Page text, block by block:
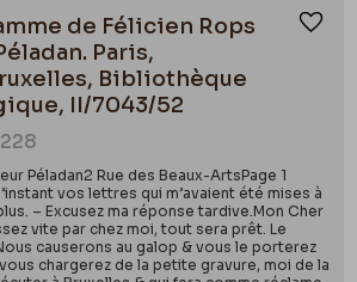
de Félicien Rops
Paris,
Bibliothèque
II/7043/52
Péladan2 Rue des Beaux-ArtsPage 1
vos lettres qui m’avaient été mises à
– Excusez ma réponse tardive.Mon Cher
vite par chez moi, tout sera prêt. Le
causerons au galop & vous le porterez
chargerez de la petite gravure, moi de la